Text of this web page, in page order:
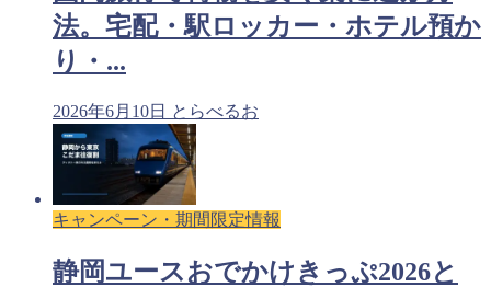
法。宅配・駅ロッカー・ホテル預か
り・...
2026年6月10日 とらべるお
キャンペーン・期間限定情報
静岡ユースおでかけきっぷ2026と